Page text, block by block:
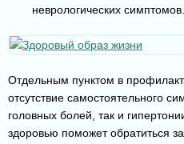
неврологических симптомов.
Отдельным пунктом в
отсутствие самостоятельного
головных болей, так и
здоровью поможет обратиться